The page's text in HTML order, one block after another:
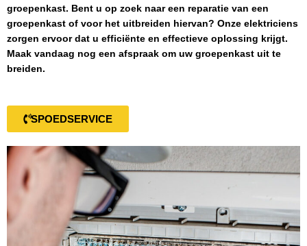
groepenkast. Bent u op zoek naar een reparatie van een
groepenkast of voor het uitbreiden hiervan? Onze elektriciens
zorgen ervoor dat u efficiënte en effectieve oplossing krijgt.
Maak vandaag nog een afspraak om uw groepenkast uit te
breiden.
SPOEDSERVICE